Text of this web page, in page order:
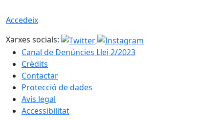
Accedeix
Xarxes socials:
Canal de Denúncies Llei 2/2023
Crèdits
Contactar
Protecció de dades
Avís legal
Accessibilitat